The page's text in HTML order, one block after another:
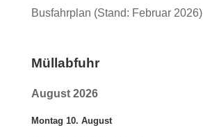
Busfahrplan (Stand: Februar 2026)
Müllabfuhr
August 2026
Montag 10. August